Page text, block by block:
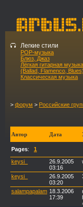
Легкие стили
POP-музыка
Блюз, Джаз
Лёгкая гитарная музыка
(Ballad, Flamenco, Blues)
Классическая музыка
> форум > Российские
Автор Дата
Pages: 1
keysi_
26.9.2005
03:16
keysi_
26.9.2005
03:20
salampapalam 18.3.2006
17:39